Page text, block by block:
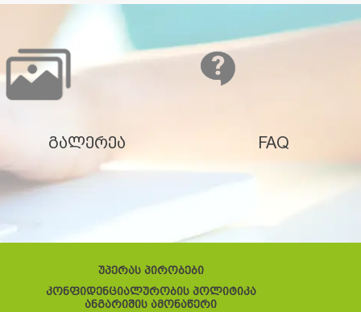
გალერეა FAQ
უპერას პირობები
კონფიდენციალურობის პოლიტიკა
ანგარიშის ამონაწერი